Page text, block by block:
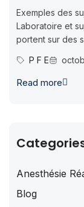
Exemples des
Laboratoire et
portent sur des
P F E
Read more
Anesthésie
Blog